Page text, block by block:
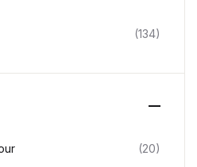
(134)
(20)